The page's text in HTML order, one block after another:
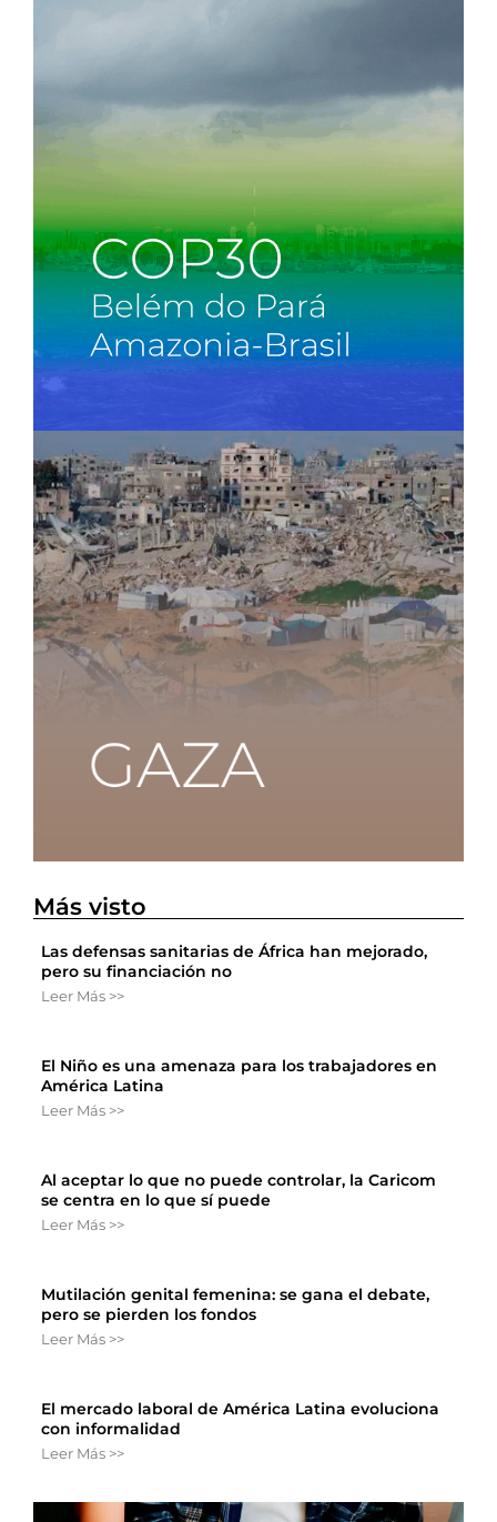
Más visto
Las defensas sanitarias de África han mejorado,
pero su financiación no
Leer Más >>
El Niño es una amenaza para los trabajadores en
América Latina
Leer Más >>
Al aceptar lo que no puede controlar, la Caricom
se centra en lo que sí puede
Leer Más >>
Mutilación genital femenina: se gana el debate,
pero se pierden los fondos
Leer Más >>
El mercado laboral de América Latina evoluciona
con informalidad
Leer Más >>